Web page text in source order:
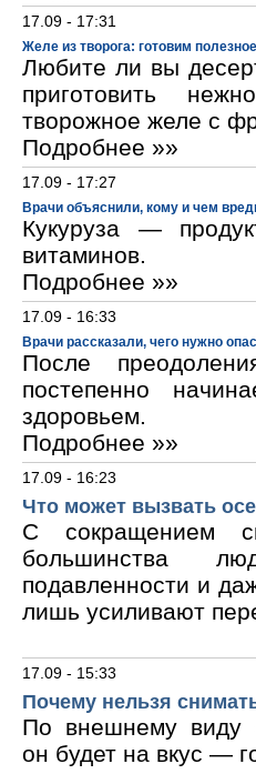
17.09 - 17:31
Желе из творога: готовим
Любите ли вы
приготовить
творожное желе с
Подробнее »»
17.09 - 17:27
Врачи объяснили, кому и чем
Кукуруза —
витаминов.
Подробнее »»
17.09 - 16:33
Врачи рассказали, чего нужно
После
постепенно
здоровьем.
Подробнее »»
17.09 - 16:23
Что может вызвать
С сокращением
большинства
подавленности и
лишь усиливают
17.09 - 15:33
Почему нельзя
По внешнему виду
он будет на вкус —